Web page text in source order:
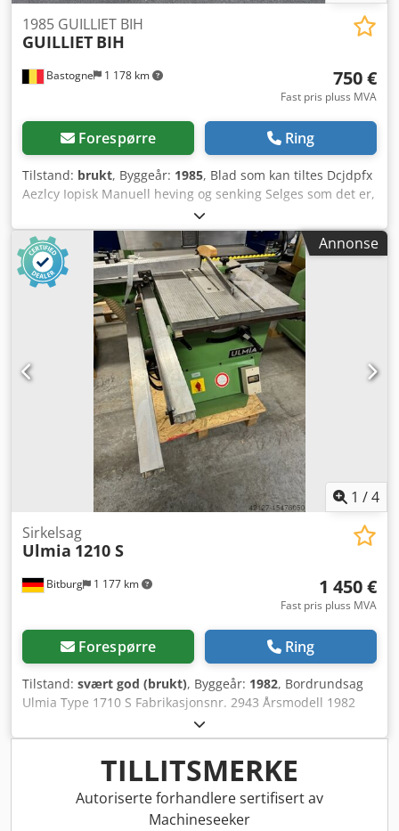
Bastogne 1 178 km
1985 GUILLIET BIH
GUILLIET BIH
750 €
Fast pris pluss MVA
Forespørre Ring
Tilstand: brukt, Byggeår: 1985, Blad som kan tiltes Dcjdpfx
Aezlcy Iopisk Manuell heving og senking Selges som det er,
uten rengjøring eller overhaling.
Annonse
1 /4
Bitburg 1 177 km
Sirkelsag
Ulmia 1210 S
1 450 €
Fast pris pluss MVA
Forespørre Ring
Tilstand: svært god (brukt), Byggeår: 1982, Bordrundsag
Ulmia Type 1710 S Fabrikasjonsnr. 2943 Årsmodell 1982
Med skyvebord Sagblad svingbart Maksimal
sagbladdiameter 250 mm Maks skjærehøyde 75 mm ved
90° Maks skjærehøyde 52 mm ved 45° Motoreffekt 2,2 kW
Skyvebord Skyvebordsbevegelse 750 mm Høyde til
overkant av bord 850 mm Dcjdpfxor Elmws Apiek
Avsugstilkobling diameter 100 mm Vekt: 121 kg Sted: fra
TILLITSMERKE
Autoriserte forhandlere sertifisert av
Machineseeker